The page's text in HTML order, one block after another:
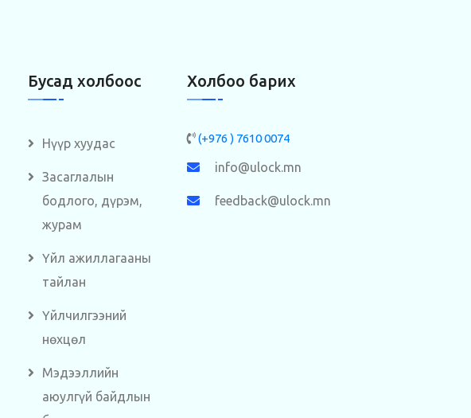
Бусад холбоос
Нүүр хуудас
Засаглалын
бодлого, дүрэм,
журам
Үйл ажиллагааны
тайлан
Үйлчилгээний
нөхцөл
Мэдээллийн
аюулгүй байдлын
Холбоо барих
(+976 ) 7610 0074
info@ulock.mn
feedback@ulock.mn